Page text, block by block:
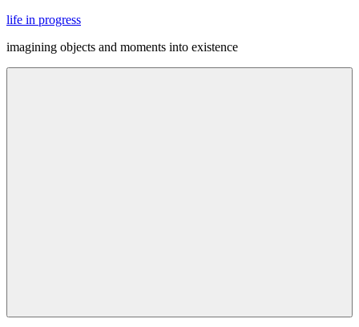
Skip
content
life in progress
imagining objects and moments into existence